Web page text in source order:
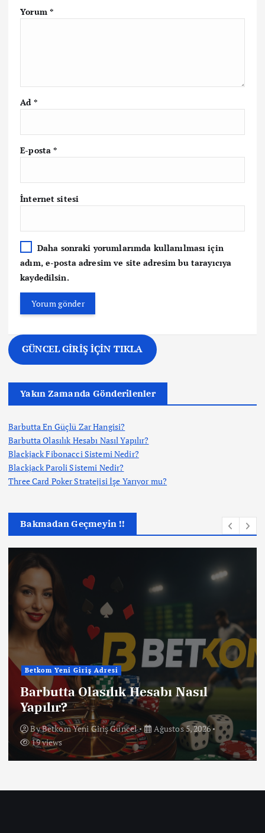
Yorum *
Ad *
E-posta*
İnternet sitesi
Daha sonraki yorumlarımda kullanılması için
adım, e-posta adresim ve site adresim bu tarayıcıya
kaydedilsin.
GÜNCEL GİRİŞ İÇİN TIKLA
Yakın Zamanda Gönderilenler
Barbutta En Güçlü Zar Hangisi?
Barbutta Olasılık Hesabı Nasıl Yapılır?
Blackjack Fibonacci Sistemi Nedir?
Blackjack Paroli Sistemi Nedir?
Three Card Poker Stratejisi İşe Yarıyor mu?
Bakmadan Geçmeyin !!
Betkom Yeni Giriş Adresi
Barbutta Olasılık Hesabı Nasıl
Yapılır?
ByBetkom Yeni Giriş Güncel
Ağustos 5, 2026
19 views